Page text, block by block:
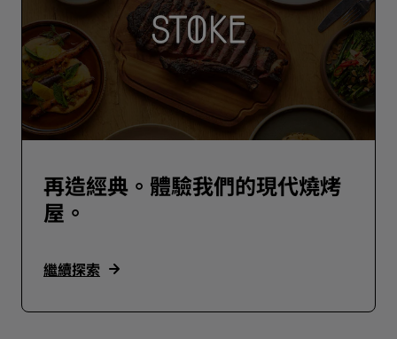
再造經典。體驗我們的現代燒烤
屋。
繼續探索